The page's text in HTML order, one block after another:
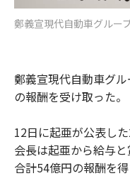
鄭義宣現代自動車グルー
鄭義宣現代自動車グ
の報酬を受け取った。
12日に起亜が公表し
会長は起亜から給与と
合計54億円の報酬を得